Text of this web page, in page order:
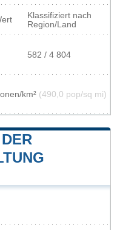
Klassifiziert nach
Region/Land
582 / 4 804
km² (490,0 pop/sq mi)